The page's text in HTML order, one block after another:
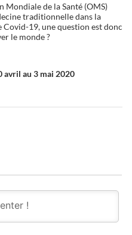
Mondiale de la Santé (OMS)
traditionnelle dans la
19, une question est donc
le monde ?
avril au 3 mai 2020